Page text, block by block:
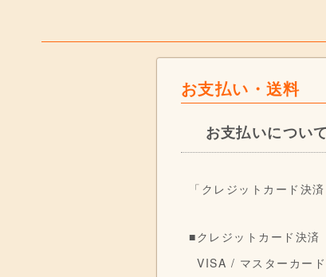
お支払い・送料
お支払いについて
「クレジットカード決
■クレジットカード決済
VISA / マスターカー